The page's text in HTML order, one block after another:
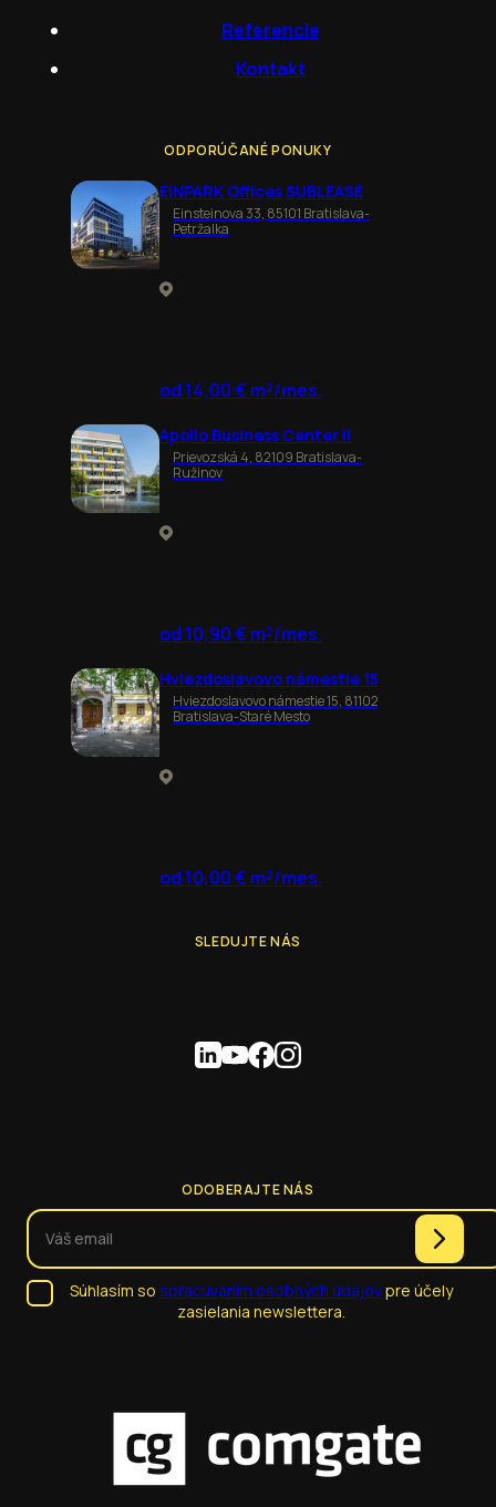
Referencie
Kontakt
ODPORÚČANÉ PONUKY
EINPARK Offices SUBLEASE
Einsteinova 33, 85101 Bratislava-
Petržalka
od 14,00 € m²/mes.
Apollo Business Center II
Prievozská 4, 82109 Bratislava-
Ružinov
od 10,90 € m²/mes.
Hviezdoslavovo námestie 15
Hviezdoslavovo námestie 15, 81102
Bratislava-Staré Mesto
od 10,00 € m²/mes.
SLEDUJTE NÁS
ODOBERAJTE NÁS
Súhlasím so spracúvaním osobných údajovpre účely
zasielania newslettera.